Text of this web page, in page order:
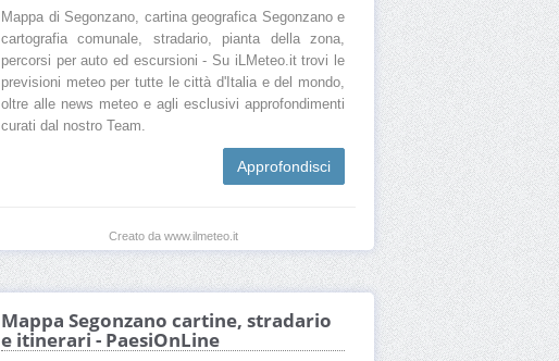
Mappa di Segonzano, cartina geografica Segonzano e
cartografia comunale, stradario, pianta della zona,
percorsi per auto ed escursioni - Su iLMeteo.it trovi le
previsioni meteo per tutte le città d'Italia e del mondo,
oltre alle news meteo e agli esclusivi approfondimenti
curati dal nostro Team.
Approfondisci
Creato da www.ilmeteo.it
Mappa Segonzano cartine, stradario
e itinerari - PaesiOnLine